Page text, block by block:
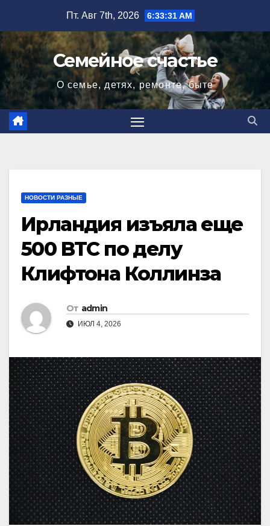
содержимому
Пт. Авг 7th, 2026 6:33:32 AM
Семейное счастье
О семье, детях, ремонте, быте
НОВОСТИ РАЗНЫЕ
Ирландия изъяла еще
500 BTC по делу
Клифтона Коллинза
От admin
ИЮЛ 4, 2026